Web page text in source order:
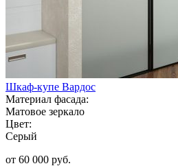
Шкаф-купе Вардос
Материал фасада:
Матовое зеркало
Цвет:
Серый
от 60 000 руб.